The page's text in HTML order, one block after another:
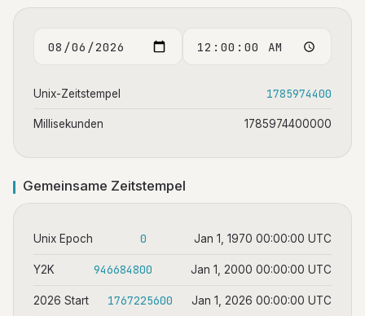
Unix-Zeitstempel 1785974400
Millisekunden 1785974400000
Gemeinsame Zeitstempel
Unix Epoch 0 Jan 1, 1970 00:00:00 UTC
Y2K 946684800 Jan 1, 2000 00:00:00 UTC
2026 Start 1767225600 Jan 1, 2026 00:00:00 UTC